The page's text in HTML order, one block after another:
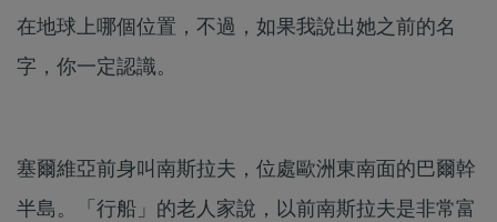
在地球上哪個位置，不過，如果我說出她之前的名
字，你一定認識。
塞爾維亞前身叫南斯拉夫，位處歐洲東南面的巴爾幹
半島。「行船」的老人家說，以前南斯拉夫是非常富